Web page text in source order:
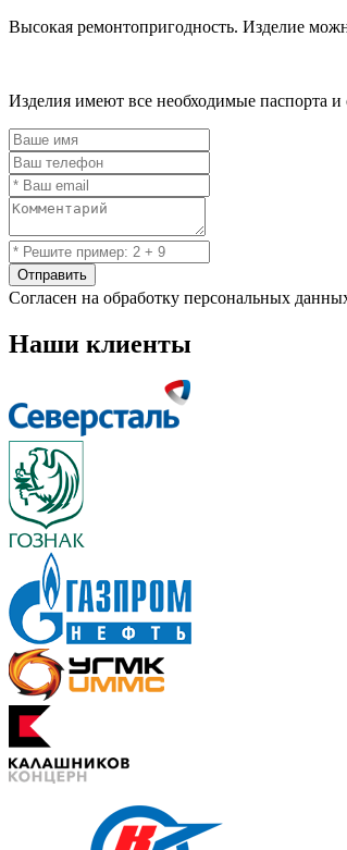
Высокая ремонтопригодность. Изделие
Изделия имеют все необходимые паспорта и
Отправить
Согласен на обработку персональных
Наши клиенты